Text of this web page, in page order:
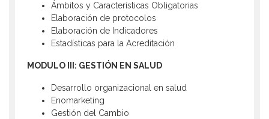
Ámbitos y Características Obligatorias
Elaboración de protocolos
Elaboración de Indicadores
Estadísticas para la Acreditación
MODULO III: GESTIÓN EN SALUD
Desarrollo organizacional en salud
Enomarketing
Gestión del Cambio